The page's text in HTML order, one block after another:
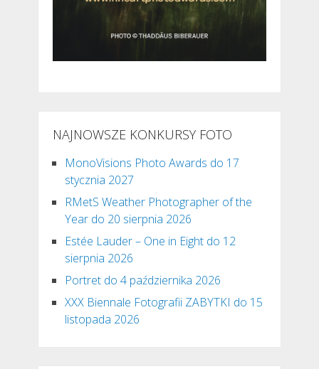
NAJNOWSZE KONKURSY FOTO
MonoVisions Photo Awards do 17
stycznia 2027
RMetS Weather Photographer of the
Year do 20 sierpnia 2026
Estée Lauder – One in Eight do 12
sierpnia 2026
Portret do 4 października 2026
XXX Biennale Fotografii ZABYTKI do 15
listopada 2026